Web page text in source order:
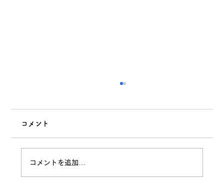
コメント
コメントを追加…